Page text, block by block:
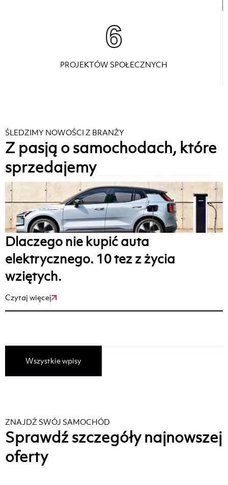
6
PROJEKTÓW SPOŁECZNYCH
ŚLEDZIMY NOWOŚCI Z BRANŻY
Z pasją o samochodach, które
sprzedajemy
Dlaczego nie kupić auta
elektrycznego. 10 tez z życia
wziętych.
Czytaj więcej
Wszystkie wpisy
ZNAJDŹ SWÓJ SAMOCHÓD
Sprawdź szczegóły najnowszej
oferty